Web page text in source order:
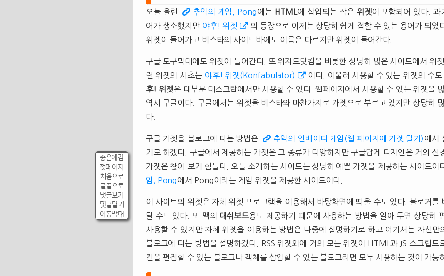
좋은예감
첫페이지
처음으로
글끝으로
댓글보기
댓글달기
이동막대
오늘 올린 추억의 게임, Pong에는 HTML 에 삽입되는 작은 위젯이 포함되어 있다. 과
어가 생소했지만 야후! 위젯
의 등장으로 이제는 상당히 쉽게 접할 수 있는 용어가 되었
위젯이 들어가고 비스타의 사이드바에도 이름은 다르지만 위젯이 들어간다.
구글 도구막대에도 위젯이 들어간다. 또 위자드닷컴을 비롯한 상당히 많은 사이트에서 위
런 위젯의 시초는 야후! 위젯(Konfabulator)
이다. 아울러 사용할 수 있는 위젯의 수
후! 위젯은 대부분 대스크탑에서만 사용할 수 있다. 웹페이지에서 사용할 수 있는 위젯을
역시 구글이다. 구글에서는 위젯을 비스타와 마찬가지로 가젯으로 부르고 있지만 상당히
다.
구글 가젯을 블로그에 다는 방법은 추억의 인베이더 게임(웹 페이지에 가젯 달기) 에서
기로 하겠다. 구글에서 제공하는 가젯은 그 종류가 다양하지만 구글답게 디자인은 거의 신
가젯은 찾아 보기 힘들다. 오늘 소개하는 사이트는 상당히 예쁜 가젯을 제공하는 사이트이
임, Pong에서 Pong이라는 게임 위젯을 제공한 사이트이다.
이 사이트의 위젯은 자체 위젯 프로그램을 이용해서 바탕화면에 띄울 수도 있다. 블로거를
달 수도 있다. 또 맥의 대쉬보드용도 제공하기 때문에 사용하는 방법을 알아 두면 상당히
사용할 수 있지만 자체 위젯을 이용하는 방법은 나중에 설명하기로 하고 여기서는 자신만
블로그에 다는 방법을 설명하겠다. RSS 위젯외에 거의 모든 위젯이 HTML과 JS 스크립트
킨을 편집할 수 있는 블로그나 객체를 삽입할 수 있는 블로그라면 모두 사용하는 것이 가능